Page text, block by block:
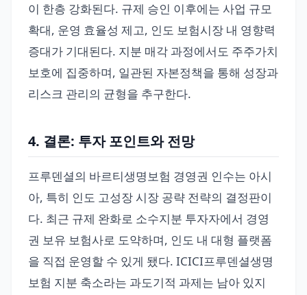
이 한층 강화된다. 규제 승인 이후에는 사업 규모
확대, 운영 효율성 제고, 인도 보험시장 내 영향력
증대가 기대된다. 지분 매각 과정에서도 주주가치
보호에 집중하며, 일관된 자본정책을 통해 성장과
리스크 관리의 균형을 추구한다.
4. 결론: 투자 포인트와 전망
프루덴셜의 바르티생명보험 경영권 인수는 아시
아, 특히 인도 고성장 시장 공략 전략의 결정판이
다. 최근 규제 완화로 소수지분 투자자에서 경영
권 보유 보험사로 도약하며, 인도 내 대형 플랫폼
을 직접 운영할 수 있게 됐다. ICICI프루덴셜생명
보험 지분 축소라는 과도기적 과제는 남아 있지